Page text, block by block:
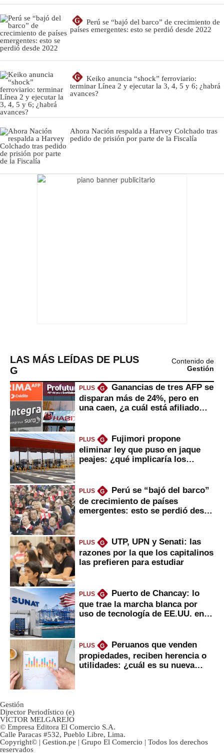
G
Perú se “bajó del barco” de crecimiento de
países emergentes: esto se perdió desde 2022
G
Keiko anuncia “shock” ferroviario:
terminar Línea 2 y ejecutar la 3, 4, 5 y 6; ¿habrá
avances?
Ahora Nación respalda a Harvey Colchado tras
pedido de prisión por parte de la Fiscalía
LAS MÁS LEÍDAS DE PLUS
G
Contenido de
Gestión
PLUS G
Ganancias de tres AFP se
disparan más de 24%, pero en
una caen, ¿a cuál está afiliado
PLUS G
Fujimori propone
eliminar ley que puso en jaque
peajes: ¿qué implicaría los
PLUS G
Perú se “bajó del barco”
de crecimiento de países
emergentes: esto se perdió desde
PLUS G
UTP, UPN y Senati: las
razones por la que los capitalinos
las prefieren para estudiar
PLUS G
Puerto de Chancay: lo
que trae la marcha blanca por
uso de tecnología de EE.UU. en
PLUS G
Peruanos que venden
propiedades, reciben herencia o
utilidades: ¿cuál es su nueva
Gestión
Director Periodístico (e)
VÍCTOR MELGAREJO
© Empresa Editora El Comercio S.A.
Calle Paracas #532, Pueblo Libre, Lima.
Copyright© | Gestion.pe | Grupo El Comercio | Todos los derechos
reservados